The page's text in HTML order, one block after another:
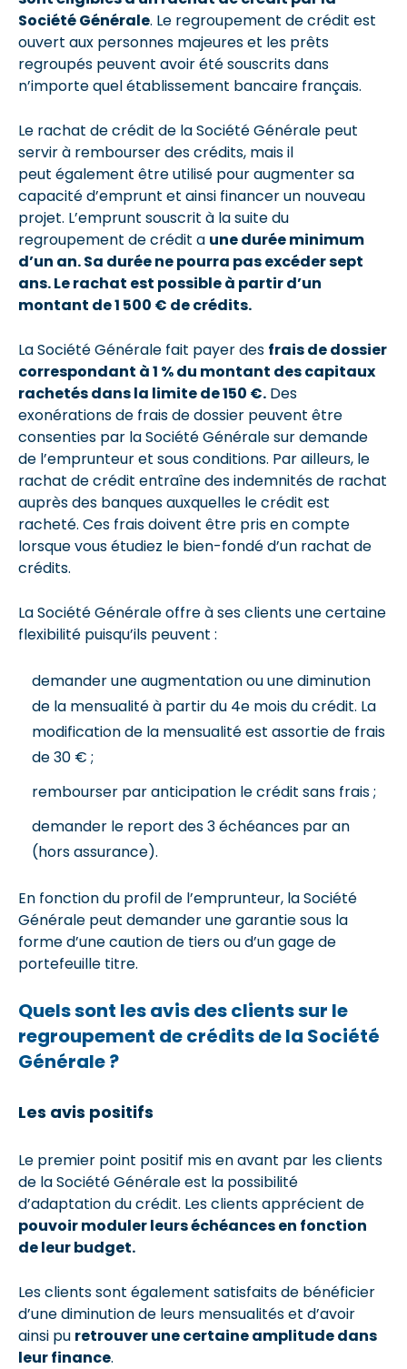
Société Générale. Le regroupement de crédit est
ouvert aux personnes majeures et les prêts
regroupés peuvent avoir été souscrits dans
n’importe quel établissement bancaire français.
Le rachat de crédit de la Société Générale peut
servir à rembourser des crédits, mais il
peut également être utilisé pour augmenter sa
capacité d’emprunt et ainsi financer un nouveau
projet. L’emprunt souscrit à la suite du
regroupement de crédit a une durée minimum
d’un an. Sa durée ne pourra pas excéder sept
ans. Le rachat est possible à partir d’un
montant de 1 500 € de crédits.
La Société Générale fait payer des frais de dossier
correspondant à 1 % du montant des capitaux
rachetés dans la limite de 150 €. Des
exonérations de frais de dossier peuvent être
consenties par la Société Générale sur demande
de l’emprunteur et sous conditions. Par ailleurs, le
rachat de crédit entraîne des indemnités de rachat
auprès des banques auxquelles le crédit est
racheté. Ces frais doivent être pris en compte
lorsque vous étudiez le bien-fondé d’un rachat de
crédits.
La Société Générale offre à ses clients une certaine
flexibilité puisqu’ils peuvent :
demander une augmentation ou une diminution
de la mensualité à partir du 4e mois du crédit. La
modification de la mensualité est assortie de frais
de 30 € ;
rembourser par anticipation le crédit sans frais ;
demander le report des 3 échéances par an
(hors assurance).
En fonction du profil de l’emprunteur, la Société
Générale peut demander une garantie sous la
forme d’une caution de tiers ou d’un gage de
portefeuille titre.
Quels sont les avis des clients sur le
regroupement de crédits de la Société
Générale ?
Les avis positifs
Le premier point positif mis en avant par les clients
de la Société Générale est la possibilité
d’adaptation du crédit. Les clients apprécient de
pouvoir moduler leurs échéances en fonction
de leur budget.
Les clients sont également satisfaits de bénéficier
d’une diminution de leurs mensualités et d’avoir
ainsi pu retrouver une certaine amplitude dans
leur finance.